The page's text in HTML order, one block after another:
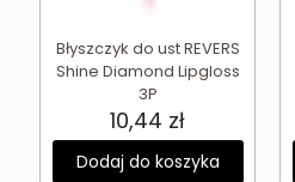
Błyszczyk do ust REVERS
Shine Diamond Lipgloss
3P
10,44 zł
Dodaj do koszyka